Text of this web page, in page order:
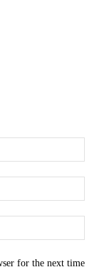
for the next time